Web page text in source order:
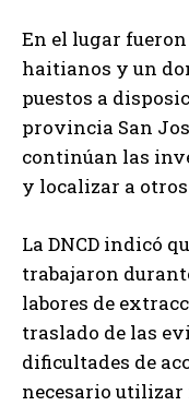
En el lugar
haitianos y un
puestos a
provincia San
continúan las
y localizar a
La DNCD indicó
trabajaron
labores de
traslado de las
dificultades de
necesario utilizar